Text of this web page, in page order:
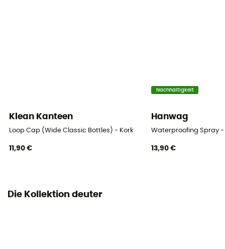
Klean Kanteen
Loop Cap (Wide Classic Bottles) - Kork
11,90 €
Nachhaltigkeit
Hanwag
Waterproofing Spray
13,90 €
Die Kollektion deuter